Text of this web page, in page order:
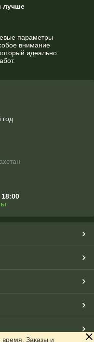
лучше
параметры
внимание
идеально
год
Заказы и